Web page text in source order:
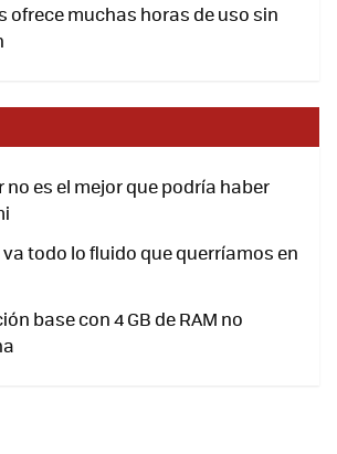
ofrece muchas horas de uso sin
no es el mejor que podría haber
va todo lo fluido que querríamos en
base con 4 GB de RAM no